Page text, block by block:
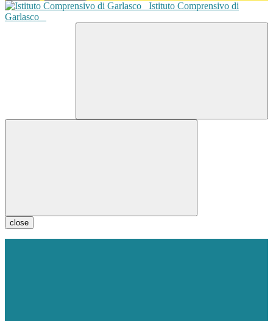
Istituto Comprensivo di
Garlasco
close